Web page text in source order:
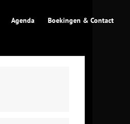
Agenda Boekingen & Contact